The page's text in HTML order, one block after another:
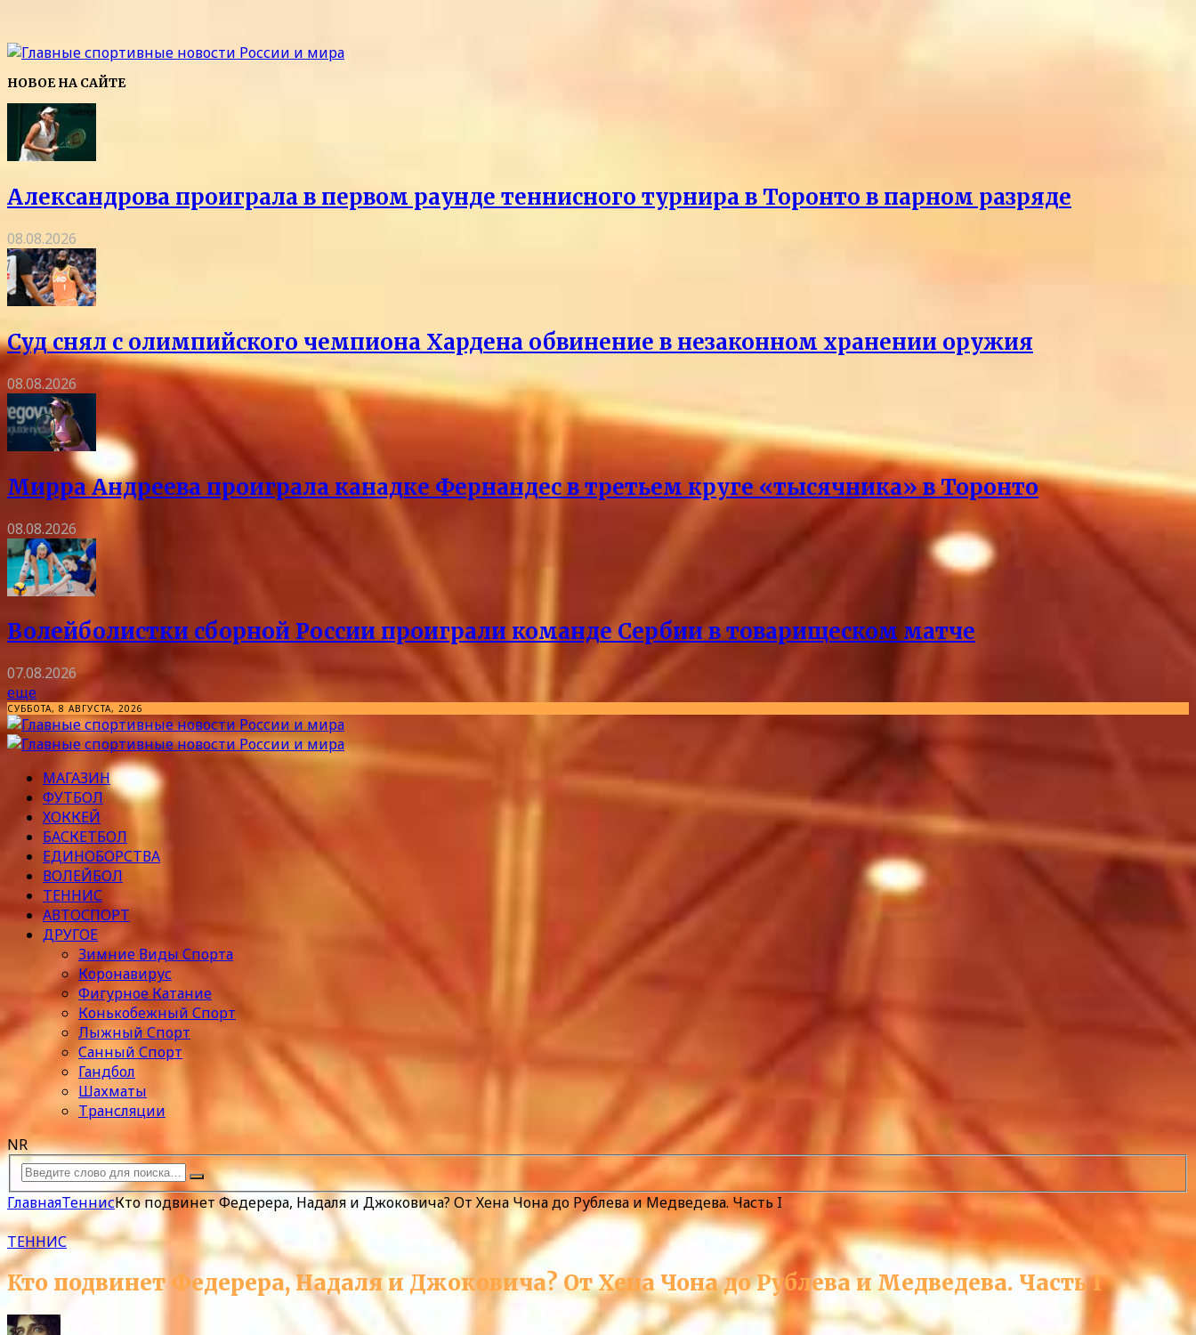
НОВОЕ НА САЙТЕ
Александрова проиграла в первом раунде теннисного турнира в Торонто в парном разряде
08.08.2026
Суд снял с олимпийского чемпиона Хардена обвинение в незаконном хранении оружия
08.08.2026
Мирра Андреева проиграла канадке Фернандес в третьем круге «тысячника» в Торонто
08.08.2026
Волейболистки сборной России проиграли команде Сербии в товарищеском матче
07.08.2026
еще
СУББОТА, 8 АВГУСТА, 2026
МАГАЗИН
ФУТБОЛ
ХОККЕЙ
БАСКЕТБОЛ
ЕДИНОБОРСТВА
ВОЛЕЙБОЛ
ТЕННИС
АВТОСПОРТ
ДРУГОЕ
Зимние Виды Спорта
Коронавирус
Фигурное Катание
Конькобежный Спорт
Лыжный Спорт
Санный Спорт
Гандбол
Шахматы
Трансляции
NR
ГлавнаяТеннисКто подвинет Федерера, Надаля и Джоковича? От Хена Чона до Рублева и Медведева. Часть I
ТЕННИС
Кто подвинет Федерера, Надаля и Джоковича? От Хена Чона до Рублева и Медведева. Часть I